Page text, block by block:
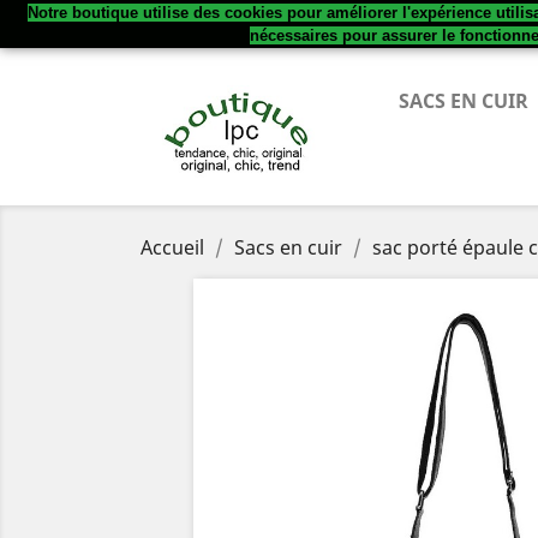
Appelez-nous :+33782880220
SACS EN CUIR
Accueil Sacs en cuir sac porté épaule
Notre boutique utilise des cookies pour améliorer l'expérience
nécessaires pour assurer le